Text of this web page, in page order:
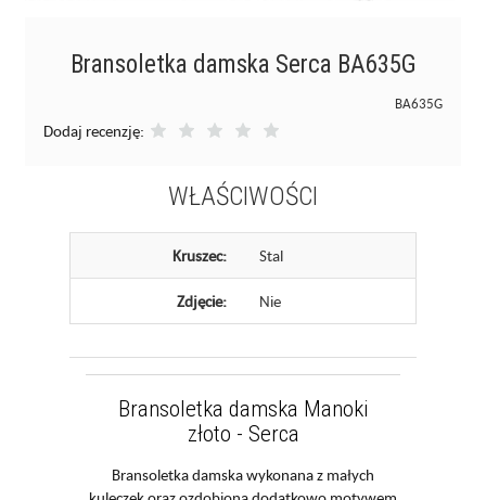
Bransoletka damska Serca BA635G
BA635G
Dodaj recenzję:
WŁAŚCIWOŚCI
Kruszec: Stal
Zdjęcie: Nie
Bransoletka damska Manoki
złoto - Serca
Bransoletka damska wykonana z małych